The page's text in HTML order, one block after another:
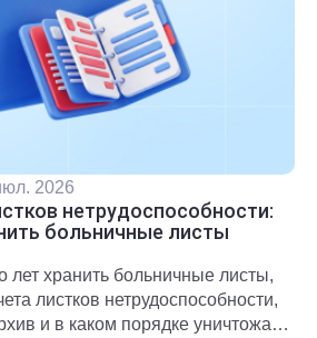
2026
нетрудоспособности:
больничные листы
лет хранить больничные листы,
листков нетрудоспособности,
и в каком порядке уничтожать